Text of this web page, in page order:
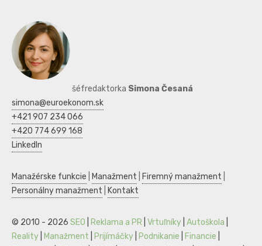
šéfredaktorka Simona Česaná
simona@euroekonom.sk
+421 907 234 066
+420 774 699 168
LinkedIn
Manažérske funkcie Manažment Firemný manažment
Personálny manažment
Kontakt
© 2010 - 2026 SEO Reklama a PR Vrtuľníky Autoškola
Reality
Manažment Prijímáčky Podnikanie Financie